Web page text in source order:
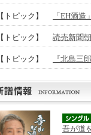
【トピック】 「EH酒
【トピック】 読売新聞
【トピック】 『北島三
吾が道